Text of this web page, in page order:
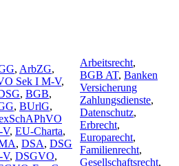
, ArbZG,
Sek I M-V,
, BGB,
, BUrlG,
V, EU-Charta,
, DSA, DSG
V, DSGVO,
Arbeitsrecht,
BGB AT, Banken
Versicherung
Zahlungsdienste,
Datenschutz,
Erbrecht,
Europarecht,
Familienrecht,
Gesellschaftsrecht,